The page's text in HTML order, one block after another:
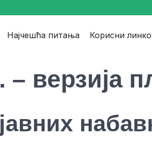
Најчешћа питања Корисни
верзија